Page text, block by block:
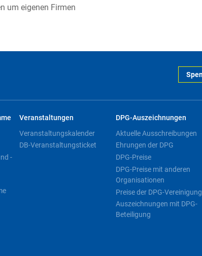
um eigenen Firmen
-
Veranstaltungen
Veranstaltungskalender
DB-Veranstaltungsticket
DPG-Auszeichnungen
Aktuelle Ausschreibungen
Ehrungen der DPG
DPG-Preise
DPG-Preise mit anderen
Organisationen
Preise der DPG-
Auszeichnungen mit DPG-
Beteiligung